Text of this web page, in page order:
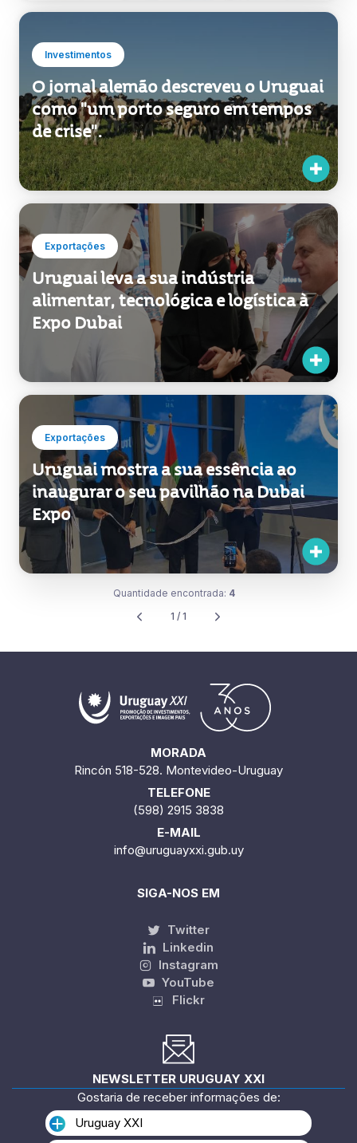
Investimentos
O jornal alemão descreveu o Uruguai
como "um porto seguro em tempos
de crise".
Exportações
Uruguai leva a sua indústria
alimentar, tecnológica e logística à
Expo Dubai
Exportações
Uruguai mostra a sua essência ao
inaugurar o seu pavilhão na Dubai
Expo
Quantidade encontrada: 4
1 / 1
MORADA
Rincón 518-528. Montevideo-Uruguay
TELEFONE
(598) 2915 3838
E-MAIL
info@uruguayxxi.gub.uy
SIGA-NOS EM
Twitter
Linkedin
Instagram
YouTube
Flickr
NEWSLETTER URUGUAY XXI
Gostaria de receber informações de:
Uruguay XXI